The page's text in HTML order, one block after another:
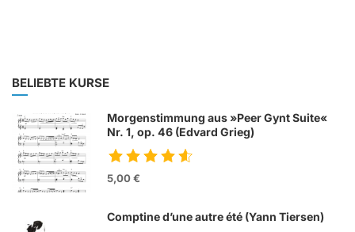
BELIEBTE KURSE
Morgenstimmung aus »Peer Gynt Suite«
Nr. 1, op. 46 (Edvard Grieg)
5,00 €
Comptine d’une autre été (Yann Tiersen)